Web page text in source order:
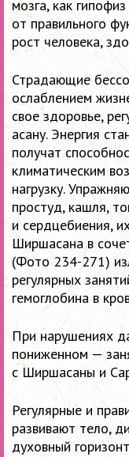
мозга, как
от правильного
рост человека,
Страдающие
ослаблением
свое здоровье,
асану. Энергия
получат
климатическим
нагрузку.
простуд, кашля,
и сердцебиения,
Ширшасана в
(Фото 234-271)
регулярных
гемоглобина в
При нарушениях
пониженном —
с Ширшасаны и
Регулярные и
развивают тело,
духовный